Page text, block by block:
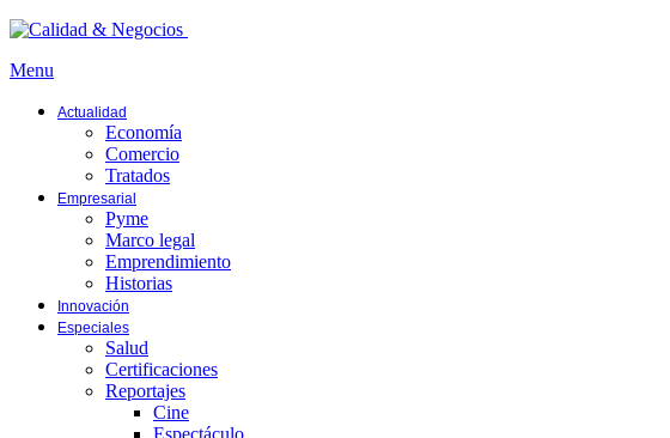
Menu
Actualidad
Economía
Comercio
Tratados
Empresarial
Pyme
Marco legal
Emprendimiento
Historias
Innovación
Especiales
Salud
Certificaciones
Reportajes
Cine
Espectáculo